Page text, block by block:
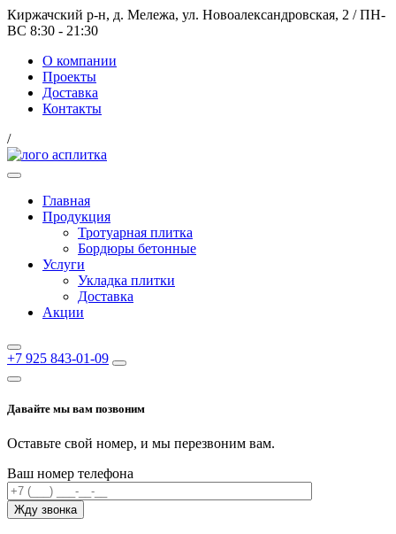
Киржачский р-н, д. Мележа, ул. Новоалександровская, 2 / ПН-
ВС 8:30 - 21:30
О компании
Проекты
Доставка
Контакты
/
Главная
Продукция
Тротуарная плитка
Бордюры бетонные
Услуги
Укладка плитки
Доставка
Акции
+7 925 843-01-09
Давайте мы вам позвоним
Оставьте свой номер, и мы перезвоним вам.
Ваш номер телефона